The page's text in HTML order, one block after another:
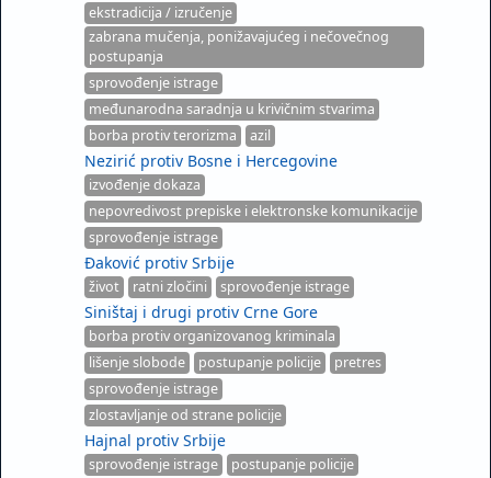
ekstradicija / izručenje
zabrana mučenja, ponižavajućeg i nečovečnog
postupanja
sprovođenje istrage
međunarodna saradnja u krivičnim stvarima
borba protiv terorizma
azil
Nezirić protiv Bosne i Hercegovine
izvođenje dokaza
nepovredivost prepiske i elektronske komunikacije
sprovođenje istrage
Đaković protiv Srbije
život ratni zločini sprovođenje istrage
Siništaj i drugi protiv Crne Gore
borba protiv organizovanog kriminala
lišenje slobode
postupanje policije
pretres
sprovođenje istrage
zlostavljanje od strane policije
Hajnal protiv Srbije
sprovođenje istrage
postupanje policije